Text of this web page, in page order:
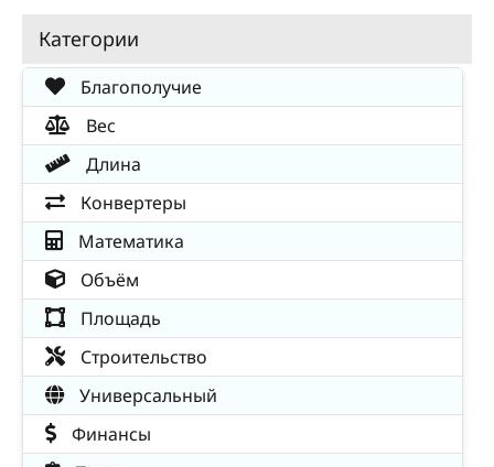
Категории
Благополучие
Вес
Длина
Конвертеры
Математика
Объём
Площадь
Строительство
Универсальный
Финансы